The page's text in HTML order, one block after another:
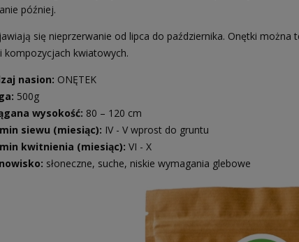
później.
się nieprzerwanie od lipca do października. Onętki
kompozycjach kwiatowych.
nasion: ONĘTEK
500g
wysokość: 80 – 120 cm
siewu (miesiąc): IV - V wprost do gruntu
kwitnienia (miesiąc): VI - X
słoneczne, suche, niskie wymagania glebowe